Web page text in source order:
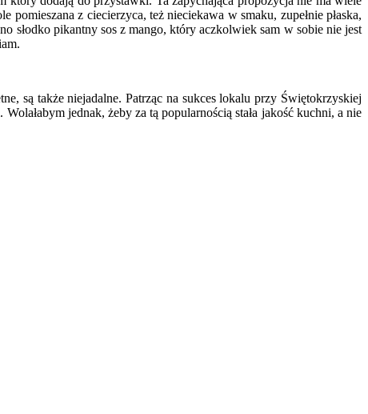
z ciecierzyca, też nieciekawa w smaku, zupełnie płaska,
słodko pikantny sos z mango, który aczkolwiek sam w sobie nie jest
są także niejadalne. Patrząc na sukces lokalu przy Świętokrzyskiej
jednak, żeby za tą popularnością stała jakość kuchni, a nie